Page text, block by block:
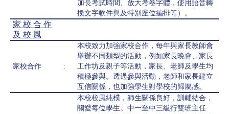
加長考試時間、放大考卷字體，使用語音轉
換文字軟件與及特別座位編排等）。
家 校 合 作
及 校 風
家校合作 :
本校致力加強家校合作，每年與家長教師會
舉辦不同類型的活動，例如家長晚會、家長
工作坊及親子等活動，家長、老師及學生均
積極參與。透過參與活動，老師和家長建立
互信關係，也加強學生對學校的歸屬感。
本校校風純樸，師生關係良好，訓輔結合，
關愛每位學生。中一至中三級行雙班主任